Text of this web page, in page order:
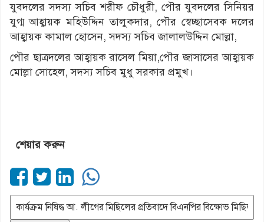
যুবদলের সদস্য সচিব শরীফ চৌধুরী, পৌর যুবদলের সিনিয়র
যুগ্ম আহ্বায়ক মহিউদ্দিন তালুকদার, পৌর স্বেচ্ছাসেবক দলের
আহ্বায়ক কামাল হোসেন, সদস্য সচিব জালালউদ্দিন মোল্লা,
পৌর ছাত্রদলের আহ্বায়ক রাসেল মিয়া,পৌর জাসাসের আহ্বায়ক
মোল্লা সোহেল, সদস্য সচিব মুধু সরকার প্রমুখ।
শেয়ার করুন